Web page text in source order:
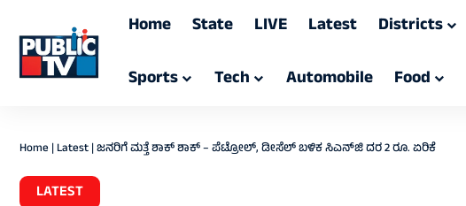
Home State LIVE Latest Districts
Sports
Tech Automobile Food
Home |Latest|ಜನರಿಗೆ ಮತ್ತೆ ಶಾಕ್‌ ಶಾಕ್‌ – ಪೆಟ್ರೋಲ್‌, ಡೀಸೆಲ್‌ ಬಳಿಕ ಸಿಎನ್‌ಜಿ ದರ 2 ರೂ. ಏರಿಕೆ
LATEST